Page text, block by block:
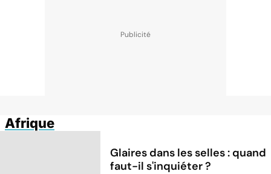
Afrique
Glaires dans les selles : quand
faut-il s'inquiéter ?